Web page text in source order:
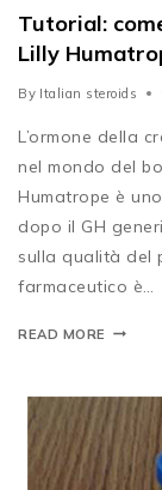
Tutorial:
Lilly
By Italian steroids
L’ormone della
nel mondo del
Humatrope è
dopo il GH
sulla qualità del
farmaceutico è…
READ MORE